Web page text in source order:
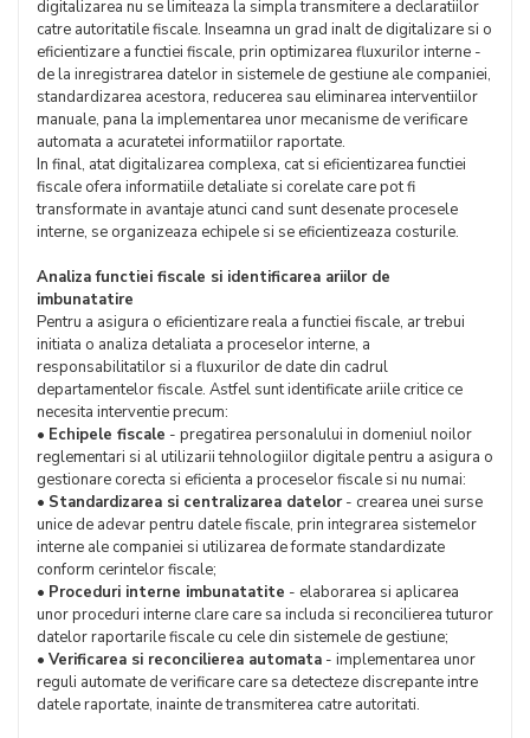
digitalizarea nu se limiteaza la simpla transmitere a declaratiilor
catre autoritatile fiscale. Inseamna un grad inalt de digitalizare si o
eficientizare a functiei fiscale, prin optimizarea fluxurilor interne -
de la inregistrarea datelor in sistemele de gestiune ale companiei,
standardizarea acestora, reducerea sau eliminarea interventiilor
manuale, pana la implementarea unor mecanisme de verificare
automata a acuratetei informatiilor raportate.
In final, atat digitalizarea complexa, cat si eficientizarea functiei
fiscale ofera informatiile detaliate si corelate care pot fi
transformate in avantaje atunci cand sunt desenate procesele
interne, se organizeaza echipele si se eficientizeaza costurile.
Analiza functiei fiscale si identificarea ariilor de
imbunatatire
Pentru a asigura o eficientizare reala a functiei fiscale, ar trebui
initiata o analiza detaliata a proceselor interne, a
responsabilitatilor si a fluxurilor de date din cadrul
departamentelor fiscale. Astfel sunt identificate ariile critice ce
necesita interventie precum:
• Echipele fiscale - pregatirea personalului in domeniul noilor
reglementari si al utilizarii tehnologiilor digitale pentru a asigura o
gestionare corecta si eficienta a proceselor fiscale si nu numai:
• Standardizarea si centralizarea datelor- crearea unei surse
unice de adevar pentru datele fiscale, prin integrarea sistemelor
interne ale companiei si utilizarea de formate standardizate
conform cerintelor fiscale;
• Proceduri interne imbunatatite - elaborarea si aplicarea
unor proceduri interne clare care sa includa si reconcilierea tuturor
datelor raportarile fiscale cu cele din sistemele de gestiune;
• Verificarea si reconcilierea automata - implementarea unor
reguli automate de verificare care sa detecteze discrepante intre
datele raportate, inainte de transmiterea catre autoritati.